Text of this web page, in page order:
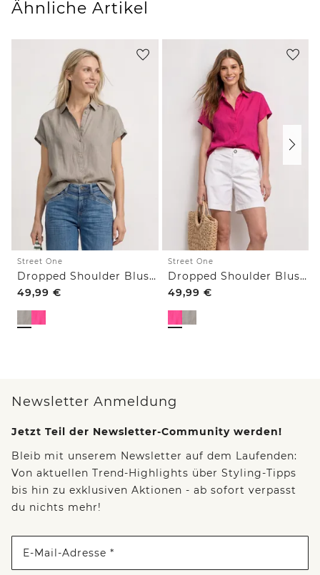
Ähnliche Artikel
Street One
Dropped Shoulder Bluse aus Leinen
49,99 €
Street One
Dropped Shoulder Bluse aus Leinen
49,99 €
Newsletter Anmeldung
Jetzt Teil der Newsletter-Community werden!
Bleib mit unserem Newsletter auf dem Laufenden:
Von aktuellen Trend-Highlights über Styling-Tipps
bis hin zu exklusiven Aktionen - ab sofort verpasst
du nichts mehr!
E-Mail-Adresse *